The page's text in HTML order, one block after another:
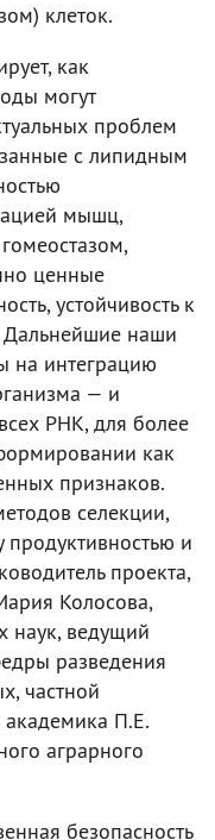
клеток.
как
могут
проблем
с липидным
мышц,
ценные
устойчивость к
Дальнейшие наши
на интеграцию
— и
РНК, для более
как
признаков.
селекции,
и
проекта,
Колосова,
наук, ведущий
разведения
частной
П.Е.
аграрного
безопасность